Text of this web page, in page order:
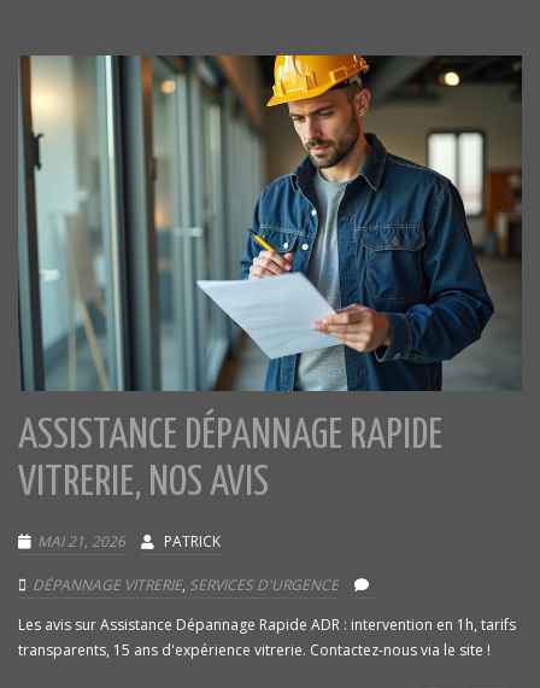
ASSISTANCE DÉPANNAGE RAPIDE
VITRERIE, NOS AVIS
MAI 21, 2026 PATRICK
DÉPANNAGE VITRERIE, SERVICES D'URGENCE
Les avis sur Assistance Dépannage Rapide ADR : intervention en 1h, tarifs
transparents, 15 ans d'expérience vitrerie. Contactez-nous via le site !